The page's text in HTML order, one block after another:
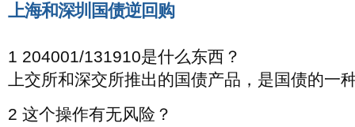
上海和深圳国债逆回购
1 204001/131910是什么东西？
上交所和深交所推出的国债产品，是国债的一
2 这个操作有无风险？